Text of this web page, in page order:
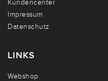
Kundencenter
Impressum
Datenschutz
LINKS
Webshop